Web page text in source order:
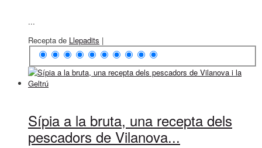
...
Recepta de Llepadits |
Sípia a la bruta, una recepta dels
pescadors de Vilanova...